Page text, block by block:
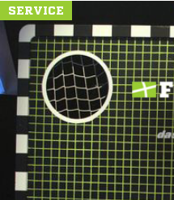
SERVICE